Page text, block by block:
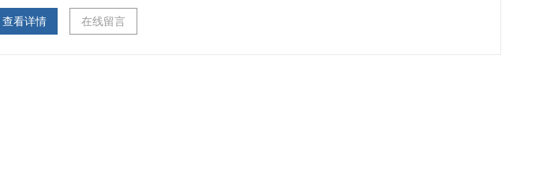
查看详情 在线留言